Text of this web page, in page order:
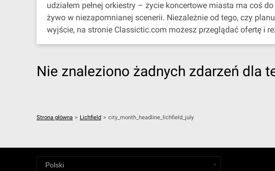
udziałem pełnej orkiestry – życie koncertowe miasta ma coś
żywo w niezapomnianej scenerii. Niezależnie od tego, czy
wyjście, na stronie Classictic.com możesz przeglądać ofertę i
Nie znaleziono żadnych zdarzeń dla
Strona główna > Lichfield > city_month_headline_lichfield_july